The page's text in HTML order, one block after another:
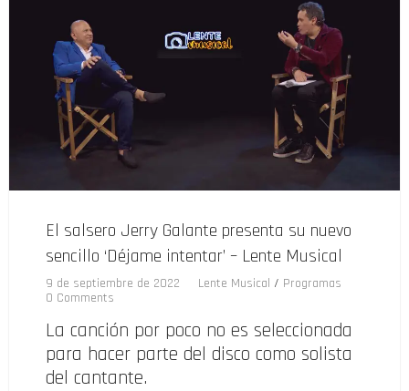
El salsero Jerry Galante presenta su nuevo
sencillo ‘Déjame intentar’ – Lente Musical
9 de septiembre de 2022 Lente Musical / Programas
0 Comments
La canción por poco no es seleccionada
para hacer parte del disco como solista
del cantante.